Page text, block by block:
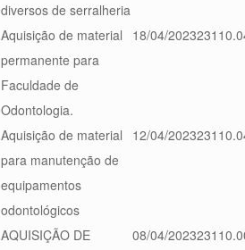
diversos de serralheria
Aquisição de material
permanente para
Faculdade de
Odontologia.
18/04/2023
Aquisição de material
para manutenção de
equipamentos
odontológicos
12/04/2023
AQUISIÇÃO DE
08/04/2023